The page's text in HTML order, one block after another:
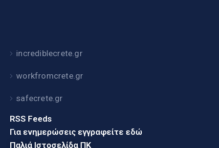
incrediblecrete.gr
workfromcrete.gr
safecrete.gr
RSS Feeds
Για ενημερώσεις εγγραφείτε εδώ
Παλιά Ιστοσελίδα ΠΚ